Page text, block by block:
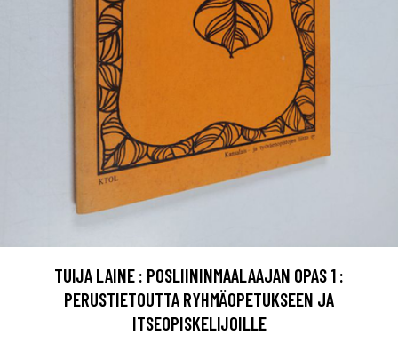
TUIJA LAINE : POSLIININMAALAAJAN OPAS 1 :
PERUSTIETOUTTA RYHMÄOPETUKSEEN JA
ITSEOPISKELIJOILLE